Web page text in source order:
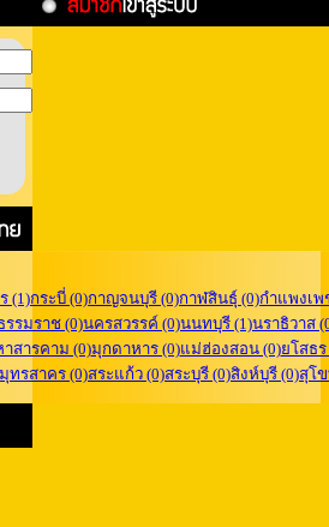
(1)กระบี่ (0)กาญจนบุรี (0)กาฬสินธุ์ (0)กำแพงเพ
รมราช (0)นครสวรรค์ (0)นนทบุรี (1)นราธิวาส
สารคาม (0)มุกดาหาร (0)แม่ฮ่องสอน (0)ยโสธร
ทรสาคร (0)สระแก้ว (0)สระบุรี (0)สิงห์บุรี (0)สุโ